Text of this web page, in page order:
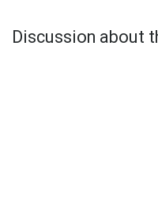
Discussion about